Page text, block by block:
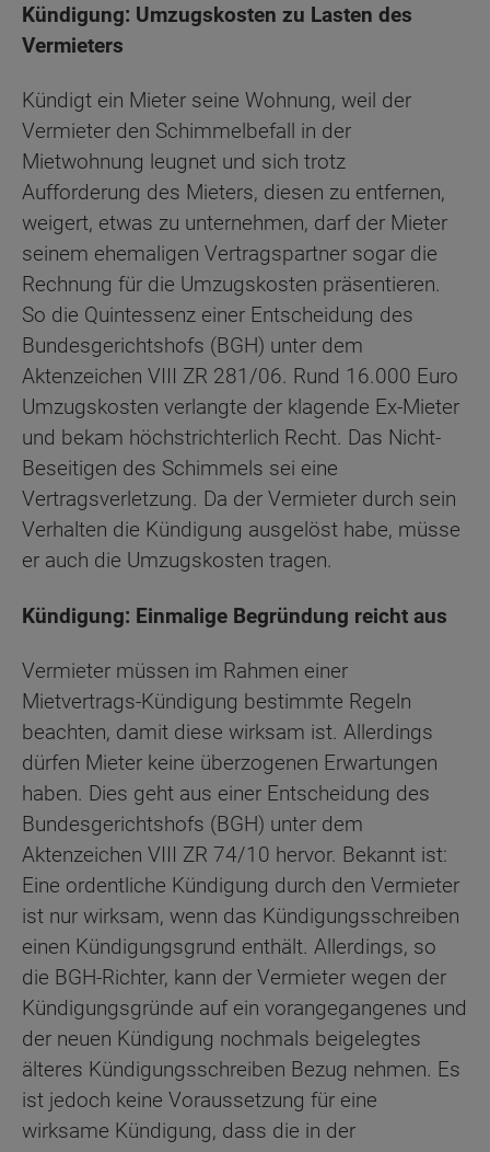
Kündigung: Umzugskosten zu Lasten des
Vermieters
Kündigt ein Mieter seine Wohnung, weil der
Vermieter den Schimmelbefall in der
Mietwohnung leugnet und sich trotz
Aufforderung des Mieters, diesen zu entfernen,
weigert, etwas zu unternehmen, darf der Mieter
seinem ehemaligen Vertragspartner sogar die
Rechnung für die Umzugskosten präsentieren.
So die Quintessenz einer Entscheidung des
Bundesgerichtshofs (BGH) unter dem
Aktenzeichen VIII ZR 281/06. Rund 16.000 Euro
Umzugskosten verlangte der klagende Ex-Mieter
und bekam höchstrichterlich Recht. Das Nicht-
Beseitigen des Schimmels sei eine
Vertragsverletzung. Da der Vermieter durch sein
Verhalten die Kündigung ausgelöst habe, müsse
er auch die Umzugskosten tragen.
Kündigung: Einmalige Begründung reicht aus
Vermieter müssen im Rahmen einer
Mietvertrags-Kündigung bestimmte Regeln
beachten, damit diese wirksam ist. Allerdings
dürfen Mieter keine überzogenen Erwartungen
haben. Dies geht aus einer Entscheidung des
Bundesgerichtshofs (BGH) unter dem
Aktenzeichen VIII ZR 74/10 hervor. Bekannt ist:
Eine ordentliche Kündigung durch den Vermieter
ist nur wirksam, wenn das Kündigungsschreiben
einen Kündigungsgrund enthält. Allerdings, so
die BGH-Richter, kann der Vermieter wegen der
Kündigungsgründe auf ein vorangegangenes und
der neuen Kündigung nochmals beigelegtes
älteres Kündigungsschreiben Bezug nehmen. Es
ist jedoch keine Voraussetzung für eine
wirksame Kündigung, dass die in der